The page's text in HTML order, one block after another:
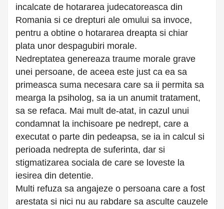
incalcate de hotararea judecatoreasca din
Romania si ce drepturi ale omului sa invoce,
pentru a obtine o hotararea dreapta si chiar
plata unor despagubiri morale.
Nedreptatea genereaza traume morale grave
unei persoane, de aceea este just ca ea sa
primeasca suma necesara care sa ii permita sa
mearga la psiholog, sa ia un anumit tratament,
sa se refaca. Mai mult de-atat, in cazul unui
condamnat la inchisoare pe nedrept, care a
executat o parte din pedeapsa, se ia in calcul si
perioada nedrepta de suferinta, dar si
stigmatizarea sociala de care se loveste la
iesirea din detentie.
Multi refuza sa angajeze o persoana care a fost
arestata si nici nu au rabdare sa asculte cauzele